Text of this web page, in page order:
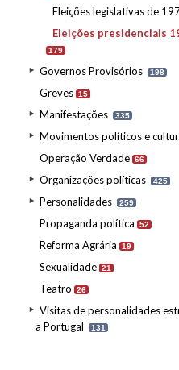
Eleições legislativas de
Eleições presidenciais
179
Governos Provisórios 198
Greves 15
Manifestações 335
Movimentos políticos e
Operação Verdade 66
Organizações políticas 425
Personalidades 259
Propaganda política 52
Reforma Agrária 19
Sexualidade 21
Teatro 26
Visitas de personalidades
a Portugal
131